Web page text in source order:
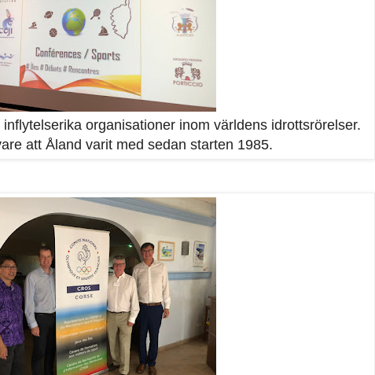
organisationer inom världens idrottsrörelser.
att Åland varit med sedan starten 1985.